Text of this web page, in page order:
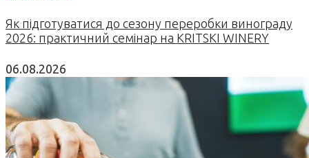
Як підготуватися до сезону переробки винограду
2026: практичний семінар на KRITSKI WINERY
06.08.2026